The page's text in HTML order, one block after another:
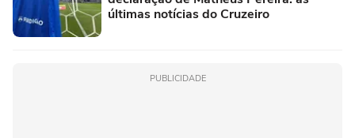
últimas notícias do Cruzeiro
PUBLICIDADE